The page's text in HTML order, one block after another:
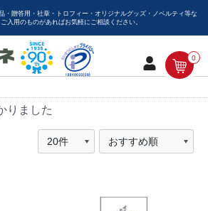
・贈答用・社章・トロフィー・オリジナルグッズ・ノベルティ等な
ご入用のものがあればお気軽にご相談ください。
0
りました